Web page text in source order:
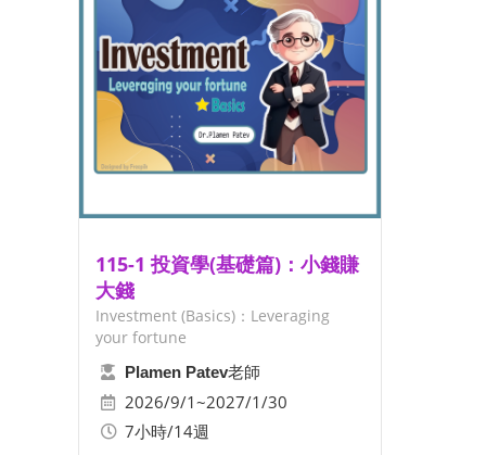
115-1 投資學(基礎篇)：小錢賺
大錢
Investment (Basics)：Leveraging
your fortune
Plamen Patev老師
2026/9/1~2027/1/30
7小時/14週